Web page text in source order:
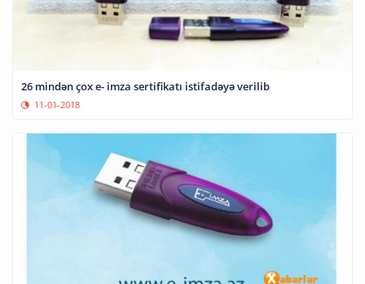
26 mindən çox e- imza sertifikatı istifadəyə verilib
11-01-2018